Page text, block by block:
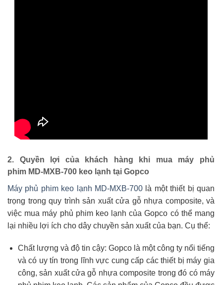
2. Quyền lợi của khách hàng khi mua máy phủ
phim MD-MXB-700 keo lạnh tại Gopco
Máy phủ phim keo lạnh MD-MXB-700 là một thiết bị quan
trọng trong quy trình sản xuất cửa gỗ nhựa composite, và
việc mua máy phủ phim keo lạnh của Gopco có thể mang
lại nhiều lợi ích cho dây chuyền sản xuất của bạn. Cụ thể:
Chất lượng và độ tin cậy: Gopco là một công ty nổi tiếng
và có uy tín trong lĩnh vực cung cấp các thiết bị máy gia
công, sản xuất cửa gỗ nhựa composite trong đó có máy